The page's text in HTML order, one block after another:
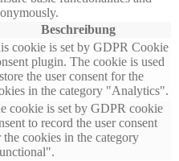
Beschreibung
cookie is set by GDPR Cookie
plugin. The cookie is used
the user consent for the
in the category "Analytics".
cookie is set by GDPR cookie
to record the user consent
the cookies in the category